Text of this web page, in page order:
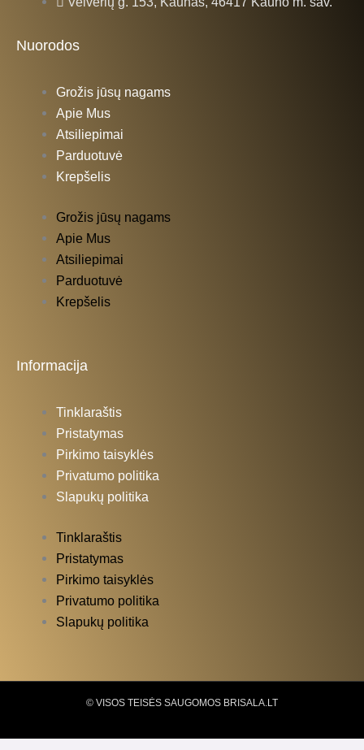
Nuorodos
Grožis jūsų nagams
Apie Mus
Atsiliepimai
Parduotuvė
Krepšelis
Grožis jūsų nagams
Apie Mus
Atsiliepimai
Parduotuvė
Krepšelis
Informacija
Tinklaraštis
Pristatymas
Pirkimo taisyklės
Privatumo politika
Slapukų politika
Tinklaraštis
Pristatymas
Pirkimo taisyklės
Privatumo politika
Slapukų politika
© VISOS TEISĖS SAUGOMOS BRISALA.LT